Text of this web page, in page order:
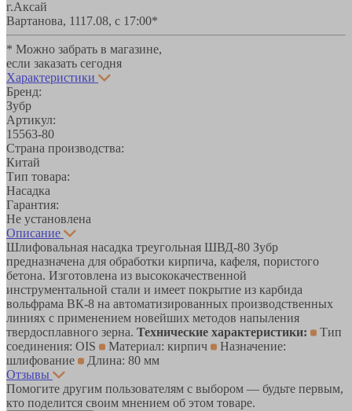
г.Аксай
Вартанова, 1117.08, с 17:00*
* Можно забрать в магазине,
если заказать сегодня
Характеристики
Бренд:
Зубр
Артикул:
15563-80
Страна производства:
Китай
Тип товара:
Насадка
Гарантия:
Не установлена
Описание
Шлифовальная насадка треугольная ШВД-80 Зубр
предназначена для обработки кирпича, кафеля, пористого
бетона. Изготовлена из высококачественной
инструментальной стали и имеет покрытие из карбида
вольфрама ВК-8 на автоматизированных производственных
линиях с применением новейших методов напыления
твердосплавного зерна. Технические характеристики:
Тип
соединения: OIS
Материал: кирпич
Назначение:
шлифование
Длина: 80 мм
Отзывы
Помогите другим пользователям с выбором — будьте первым,
кто поделится своим мнением об этом товаре.